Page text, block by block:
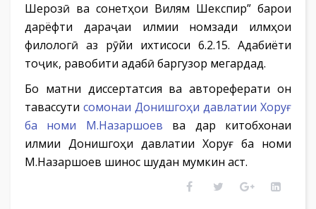
Шерозӣ ва сонетҳои Вилям Шекспир” барои
дарёфти дараҷаи илмии номзади илмҳои
филологӣ аз рӯйи ихтисоси 6.2.15. Адабиёти
тоҷик, равобити адабӣ баргузор мегардад.
Бо матни диссертатсия ва автореферати он
тавассути сомонаи Донишгоҳи давлатии Хоруғ
ба номи М.Назаршоев ва дар китобхонаи
илмии Донишгоҳи давлатии Хоруғ ба номи
М.Назаршоев шинос шудан мумкин аст.